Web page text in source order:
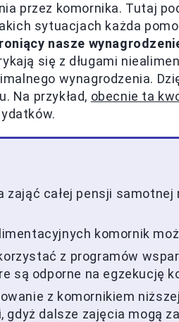
przez komornika. Tutaj
sytuacjach każda
nasze
się z długami
wynagrodzenia.
Na przykład, obecnie ta
zająć całej pensji
komornik
z programów
są odporne na egzekucję
z komornikiem
gdyż dalsze zajęcia mogą